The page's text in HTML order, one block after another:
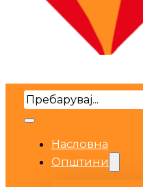
Search
Насловна
Општини